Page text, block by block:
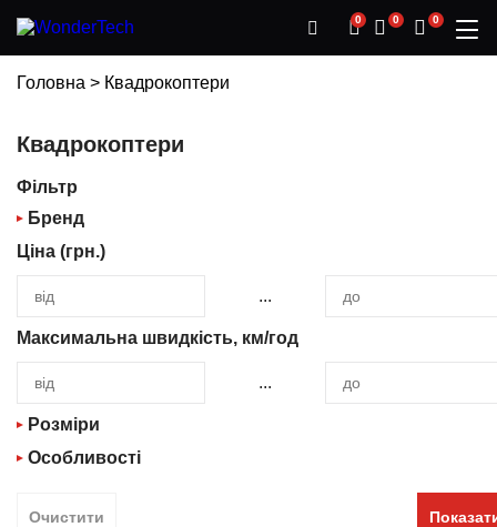
0 0 0
Головна > Квадрокоптери
Квадрокоптери
Фільтр
Бренд
BETAFPV
FIMI
Ціна (грн.)
...
Максимальна швидкість, км/год
...
Розміри
Маленький (від 10 см до 25 см)
Особливості
Очистити
Низька ціна
Wow Price
Wow Price
Wow Price
Wow Price
Низька ціна
Низька ціна
Wow Price